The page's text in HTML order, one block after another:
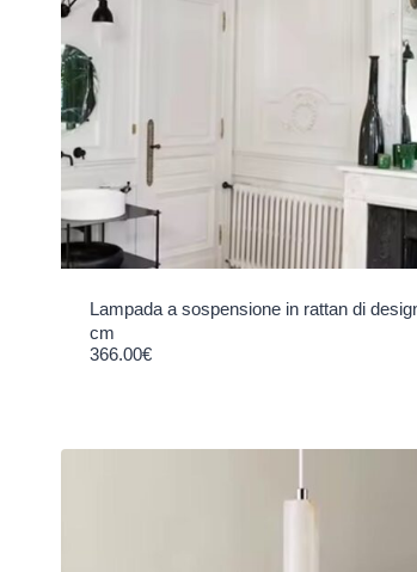
Lampada a sospensione in rattan di
cm
366.00€